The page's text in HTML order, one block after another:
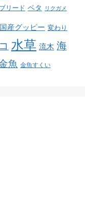
ブリード ベタ リクガメ
国産グッピー 変わり
水草 流木 海
魚 金魚すくい